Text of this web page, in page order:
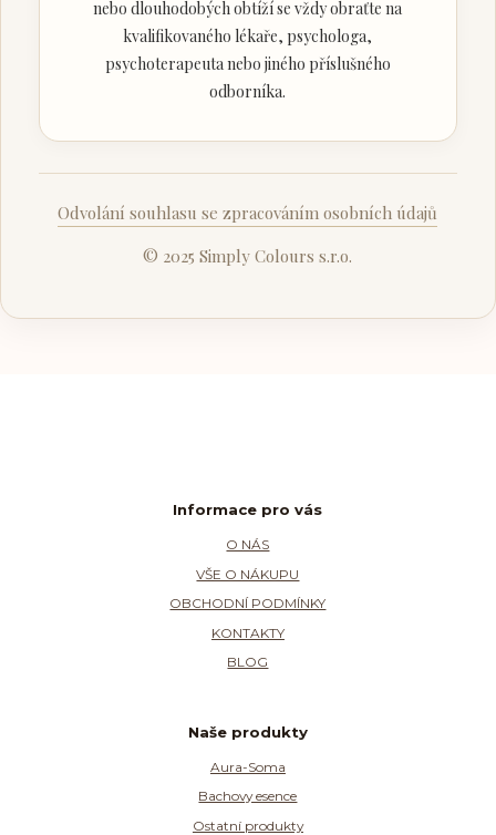
nebo dlouhodobých obtíží se vždy obraťte na
kvalifikovaného lékaře, psychologa,
psychoterapeuta nebo jiného příslušného
odborníka.
Odvolání souhlasu se zpracováním osobních údajů
© 2025 Simply Colours s.r.o.
Informace pro vás
O NÁS
VŠE O NÁKUPU
OBCHODNÍ PODMÍNKY
KONTAKTY
BLOG
Naše produkty
Aura-Soma
Bachovy esence
Ostatní produkty